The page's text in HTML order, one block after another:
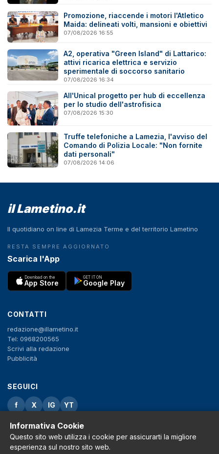
Promozione, riaccende i motori l'Atletico
Maida: delineati volti, mansioni e obiettivi
07/08/2026 16:55
A2, operativa "Green Island" di Lattarico:
attivi ricarica elettrica e servizio
sperimentale di soccorso sanitario
07/08/2026 16:34
All'Unical progetto per hub di eccellenza
per lo studio dell'astrofisica
07/08/2026 15:30
Truffe telefoniche a Lamezia, l'avviso del
Comando di Polizia Locale: "Non fornite
dati personali"
07/08/2026 14:06
il Lametino.it
Il quotidiano on line di Lamezia Terme e del territorio Lametino
RESTA SEMPRE AGGIORNATO
Scarica l'App
Download on the
App Store
GET IT ON
Google Play
CONTATTI
redazione@illametino.it
Tel: 0968200565
Scrivi alla redazione
Pubblicità
SEGUICI
f X IG YT
Privacy Policy
Cookie Policy
Note legali
Informativa Cookie
Questo sito web utilizza i cookie per assicurarti la migliore
esperienza sul nostro sito web.